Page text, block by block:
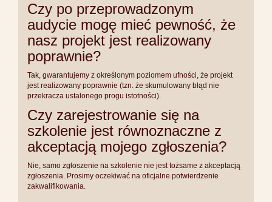
Czy po przeprowadzonym
audycie mogę mieć pewność, że
nasz projekt jest realizowany
poprawnie?
Tak, gwarantujemy z określonym poziomem ufności, że projekt
jest realizowany poprawnie (tzn. że skumulowany błąd nie
przekracza ustalonego progu istotności).
Czy zarejestrowanie się na
szkolenie jest równoznaczne z
akceptacją mojego zgłoszenia?
Nie, samo zgłoszenie na szkolenie nie jest tożsame z akceptacją
zgłoszenia. Prosimy oczekiwać na oficjalne potwierdzenie
zakwalifikowania.